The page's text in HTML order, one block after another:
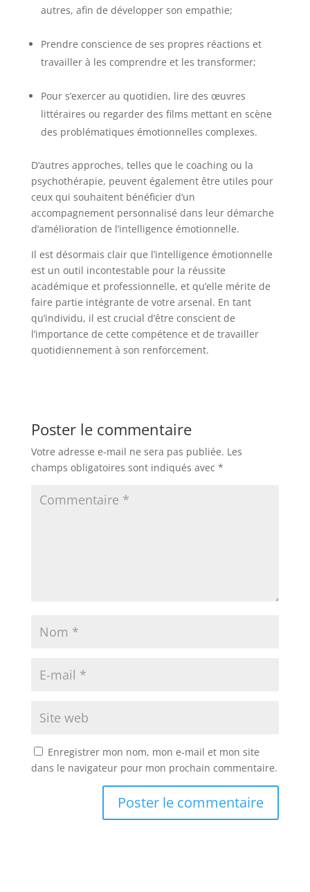
autres, afin de développer son empathie;
Prendre conscience de ses propres réactions et
travailler à les comprendre et les transformer;
Pour s’exercer au quotidien, lire des œuvres
littéraires ou regarder des films mettant en scène
des problématiques émotionnelles complexes.
D’autres approches, telles que le coaching ou la
psychothérapie, peuvent également être utiles pour
ceux qui souhaitent bénéficier d’un
accompagnement personnalisé dans leur démarche
d’amélioration de l’intelligence émotionnelle.
Il est désormais clair que l’intelligence émotionnelle
est un outil incontestable pour la réussite
académique et professionnelle, et qu’elle mérite de
faire partie intégrante de votre arsenal. En tant
qu’individu, il est crucial d’être conscient de
l’importance de cette compétence et de travailler
quotidiennement à son renforcement.
Poster le commentaire
Votre adresse e-mail ne sera pas publiée. Les
champs obligatoires sont indiqués avec *
Enregistrer mon nom, mon e-mail et mon site
dans le navigateur pour mon prochain commentaire.